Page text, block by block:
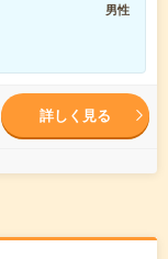
男性
詳しく見る